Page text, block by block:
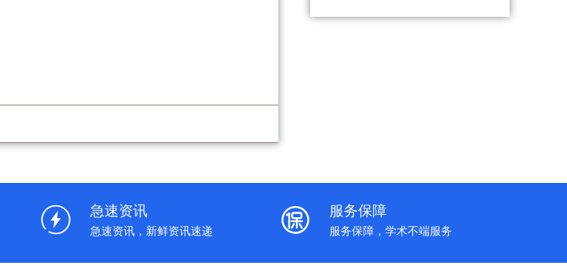
急速资讯
急速资讯，新鲜资讯速递
服务保障
服务保障，学术不端服务